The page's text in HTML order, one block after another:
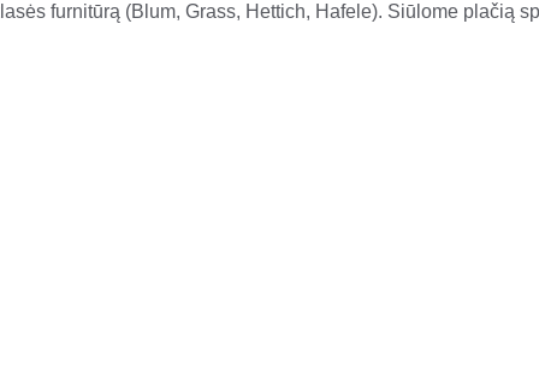
furnitūrą (Blum, Grass, Hettich, Hafele). Siūlome plačią